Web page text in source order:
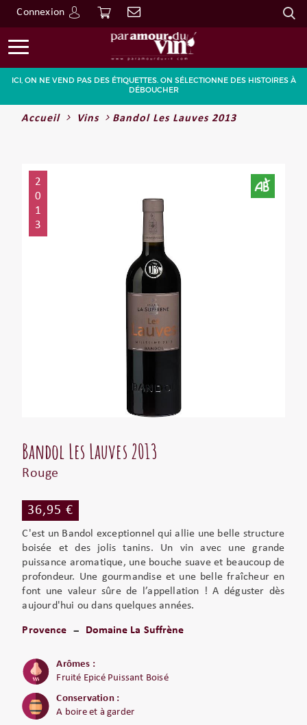
Connexion
Go
ICI, ON NE VEND PAS DES ÉTIQUETTES. ON SÉLECTIONNE DES HISTOIRES À
DÉBOUCHER
Accueil Vins Bandol Les Lauves 2013
2
0
1
3
Bandol Les Lauves 2013
Rouge
36,95 €
C'est un Bandol exceptionnel qui allie une belle structure
boisée et des jolis tanins. Un vin avec une grande
puissance aromatique, une bouche suave et beaucoup de
profondeur. Une gourmandise et une belle fraîcheur en
font une valeur sûre de l’appellation ! A déguster dès
aujourd'hui ou dans quelques années.
Provence Domaine La Suffrène
Arômes :
Fruité Epicé Puissant Boisé
Conservation :
A boire et à garder